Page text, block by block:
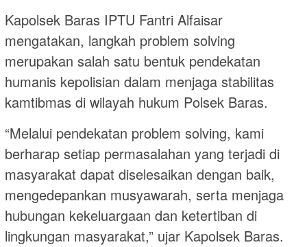
Kapolsek Baras IPTU Fantri Alfaisar
mengatakan, langkah problem solving
merupakan salah satu bentuk pendekatan
humanis kepolisian dalam menjaga stabilitas
kamtibmas di wilayah hukum Polsek Baras.
“Melalui pendekatan problem solving, kami
berharap setiap permasalahan yang terjadi di
masyarakat dapat diselesaikan dengan baik,
mengedepankan musyawarah, serta menjaga
hubungan kekeluargaan dan ketertiban di
lingkungan masyarakat,” ujar Kapolsek Baras.